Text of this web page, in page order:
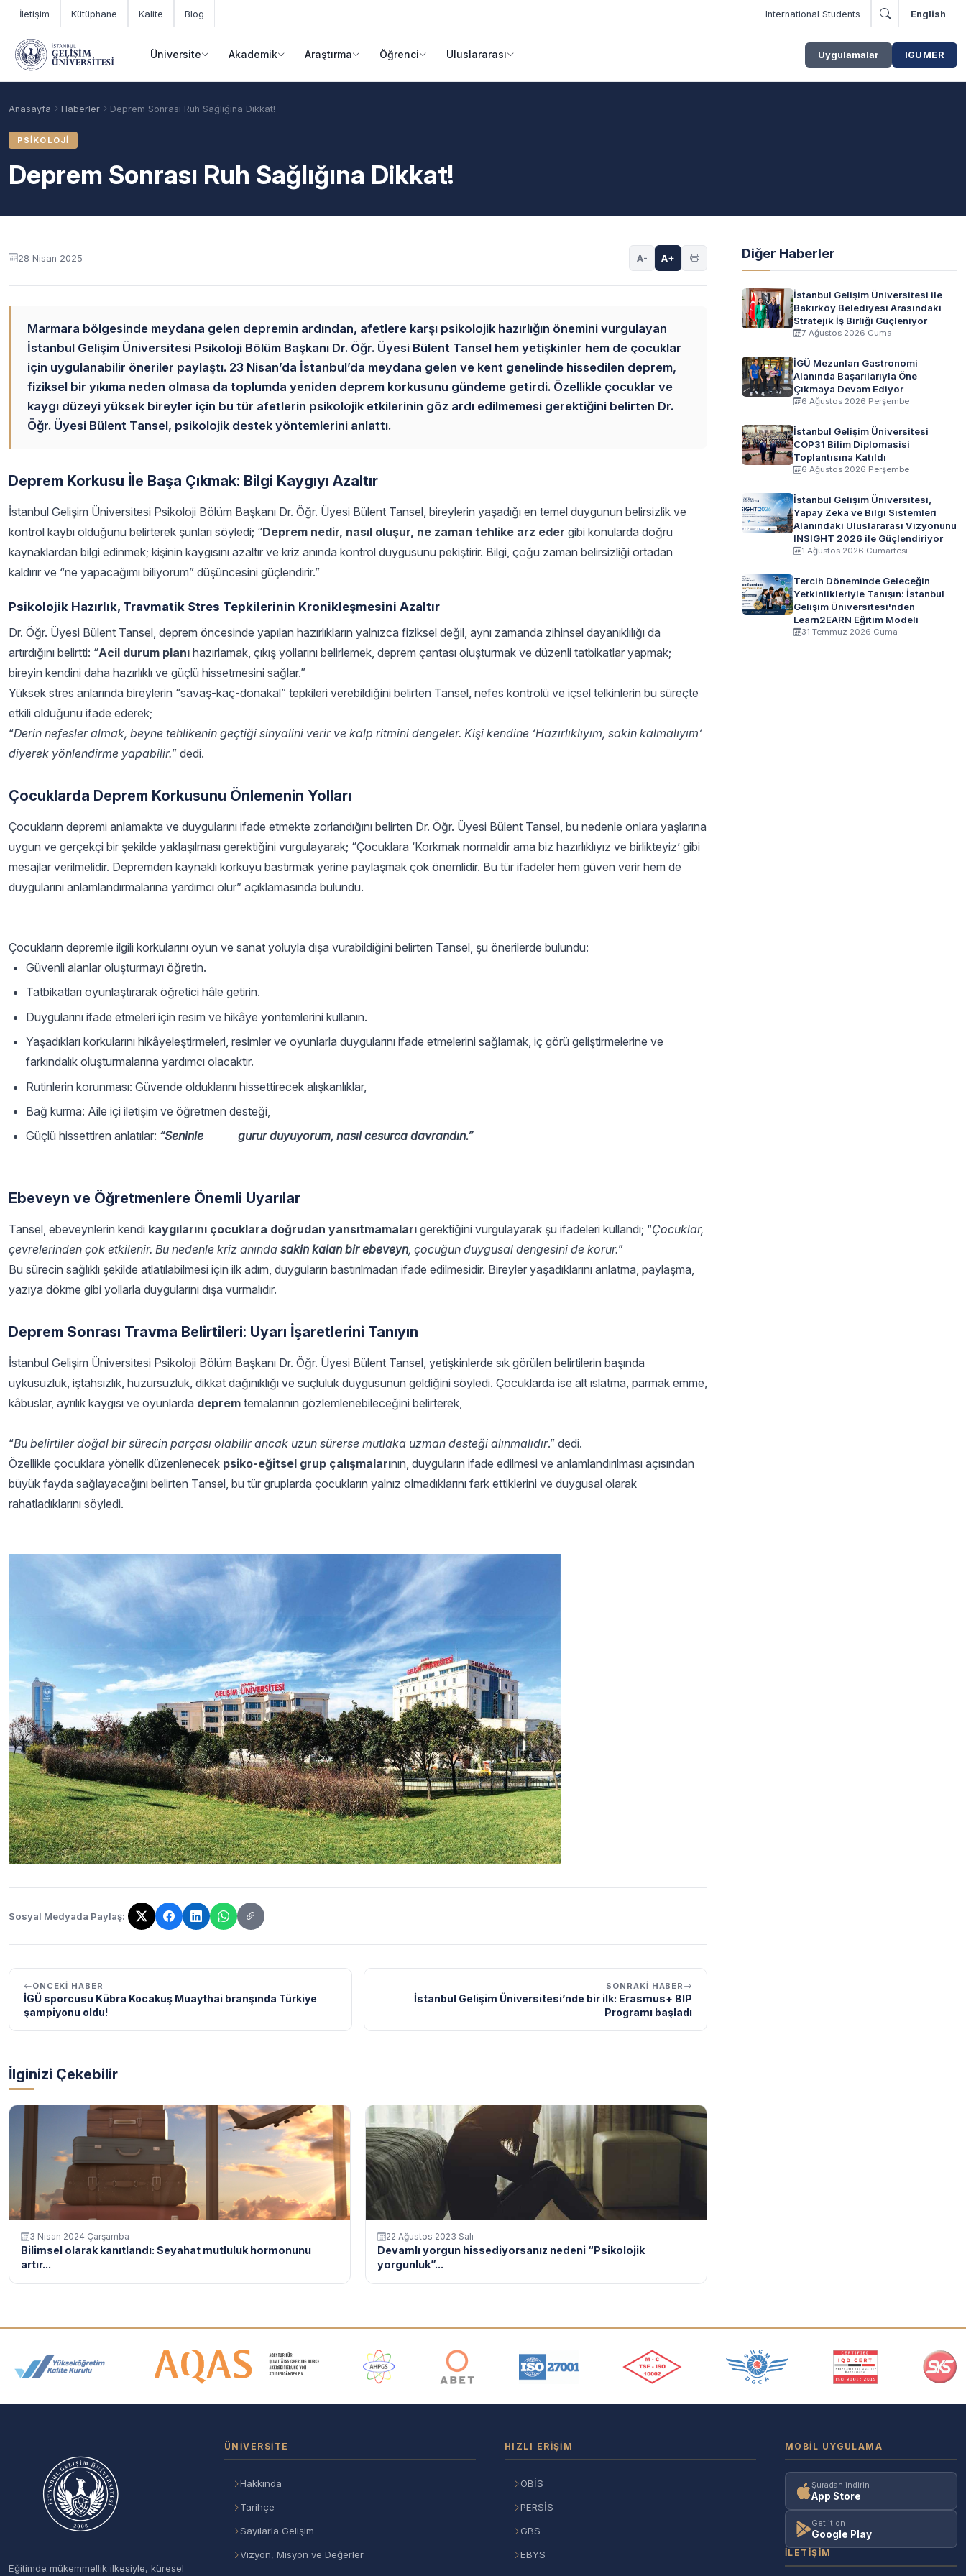
Ana içeriğe geç
İletişim Kütüphane Kalite Blog International Students English
Üniversite Akademik Araştırma Öğrenci Uluslararası Uygulamalar IGUMER
Anasayfa Haberler Deprem Sonrası Ruh Sağlığına Dikkat!
PSIKOLOJI
Deprem Sonrası Ruh Sağlığına Dikkat!
28 Nisan 2025 A- A+
Marmara bölgesinde meydana gelen depremin ardından, afetlere karşı psikolojik hazırlığın önemini vurgulayan
İstanbul Gelişim Üniversitesi Psikoloji Bölüm Başkanı Dr. Öğr. Üyesi Bülent Tansel hem yetişkinler hem de çocuklar
için uygulanabilir öneriler paylaştı. 23 Nisan’da İstanbul’da meydana gelen ve kent genelinde hissedilen deprem,
fiziksel bir yıkıma neden olmasa da toplumda yeniden deprem korkusunu gündeme getirdi. Özellikle çocuklar ve
kaygı düzeyi yüksek bireyler için bu tür afetlerin psikolojik etkilerinin göz ardı edilmemesi gerektiğini belirten Dr.
Öğr. Üyesi Bülent Tansel, psikolojik destek yöntemlerini anlattı.
Deprem Korkusu İle Başa Çıkmak: Bilgi Kaygıyı Azaltır
İstanbul Gelişim Üniversitesi Psikoloji Bölüm Başkanı Dr. Öğr. Üyesi Bülent Tansel, bireylerin yaşadığı en temel duygunun belirsizlik ve
kontrol kaybı olduğunu belirterek şunları söyledi; “Deprem nedir, nasıl oluşur, ne zaman tehlike arz eder gibi konularda doğru
kaynaklardan bilgi edinmek; kişinin kaygısını azaltır ve kriz anında kontrol duygusunu pekiştirir. Bilgi, çoğu zaman belirsizliği ortadan
kaldırır ve “ne yapacağımı biliyorum” düşüncesini güçlendirir.”
Psikolojik Hazırlık, Travmatik Stres Tepkilerinin Kronikleşmesini Azaltır
Dr. Öğr. Üyesi Bülent Tansel, deprem öncesinde yapılan hazırlıkların yalnızca fiziksel değil, aynı zamanda zihinsel dayanıklılığı da
artırdığını belirtti: “Acil durum planı hazırlamak, çıkış yollarını belirlemek, deprem çantası oluşturmak ve düzenli tatbikatlar yapmak;
bireyin kendini daha hazırlıklı ve güçlü hissetmesini sağlar.”
Yüksek stres anlarında bireylerin “savaş-kaç-donakal” tepkileri verebildiğini belirten Tansel, nefes kontrolü ve içsel telkinlerin bu süreçte
etkili olduğunu ifade ederek;
“Derin nefesler almak, beyne tehlikenin geçtiği sinyalini verir ve kalp ritmini dengeler. Kişi kendine ‘Hazırlıklıyım, sakin kalmalıyım’
diyerek yönlendirme yapabilir.” dedi.
Çocuklarda Deprem Korkusunu Önlemenin Yolları
Çocukların depremi anlamakta ve duygularını ifade etmekte zorlandığını belirten Dr. Öğr. Üyesi Bülent Tansel, bu nedenle onlara yaşlarına
uygun ve gerçekçi bir şekilde yaklaşılması gerektiğini vurgulayarak; “Çocuklara ‘Korkmak normaldir ama biz hazırlıklıyız ve birlikteyiz’ gibi
mesajlar verilmelidir. Depremden kaynaklı korkuyu bastırmak yerine paylaşmak çok önemlidir. Bu tür ifadeler hem güven verir hem de
duygularını anlamlandırmalarına yardımcı olur” açıklamasında bulundu.
Çocukların depremle ilgili korkularını oyun ve sanat yoluyla dışa vurabildiğini belirten Tansel, şu önerilerde bulundu:
Güvenli alanlar oluşturmayı öğretin.
Tatbikatları oyunlaştırarak öğretici hâle getirin.
Duygularını ifade etmeleri için resim ve hikâye yöntemlerini kullanın.
Yaşadıkları korkularını hikâyeleştirmeleri, resimler ve oyunlarla duygularını ifade etmelerini sağlamak, iç görü geliştirmelerine ve
farkındalık oluşturmalarına yardımcı olacaktır.
Rutinlerin korunması: Güvende olduklarını hissettirecek alışkanlıklar,
Bağ kurma: Aile içi iletişim ve öğretmen desteği,
Güçlü hissettiren anlatılar: “Seninle gurur duyuyorum, nasıl cesurca davrandın.”
Ebeveyn ve Öğretmenlere Önemli Uyarılar
Tansel, ebeveynlerin kendi kaygılarını çocuklara doğrudan yansıtmamaları gerektiğini vurgulayarak şu ifadeleri kullandı; “Çocuklar,
çevrelerinden çok etkilenir. Bu nedenle kriz anında sakin kalan bir ebeveyn, çocuğun duygusal dengesini de korur.”
Bu sürecin sağlıklı şekilde atlatılabilmesi için ilk adım, duyguların bastırılmadan ifade edilmesidir. Bireyler yaşadıklarını anlatma, paylaşma,
yazıya dökme gibi yollarla duygularını dışa vurmalıdır.
Deprem Sonrası Travma Belirtileri: Uyarı İşaretlerini Tanıyın
İstanbul Gelişim Üniversitesi Psikoloji Bölüm Başkanı Dr. Öğr. Üyesi Bülent Tansel, yetişkinlerde sık görülen belirtilerin başında
uykusuzluk, iştahsızlık, huzursuzluk, dikkat dağınıklığı ve suçluluk duygusunun geldiğini söyledi. Çocuklarda ise alt ıslatma, parmak emme,
kâbuslar, ayrılık kaygısı ve oyunlarda deprem temalarının gözlemlenebileceğini belirterek,
“Bu belirtiler doğal bir sürecin parçası olabilir ancak uzun sürerse mutlaka uzman desteği alınmalıdır.” dedi.
Özellikle çocuklara yönelik düzenlenecek psiko-eğitsel grup çalışmalarının, duyguların ifade edilmesi ve anlamlandırılması açısından
büyük fayda sağlayacağını belirten Tansel, bu tür gruplarda çocukların yalnız olmadıklarını fark ettiklerini ve duygusal olarak
rahatladıklarını söyledi.
Sosyal Medyada Paylaş:
Bağlantı kopyalandı!
ÖNCEKI HABER
İGÜ sporcusu Kübra Kocakuş Muaythai branşında Türkiye
şampiyonu oldu!
SONRAKI HABER
İstanbul Gelişim Üniversitesi’nde bir ilk: Erasmus+ BIP
Programı başladı
İlginizi Çekebilir
3 Nisan 2024 Çarşamba
Bilimsel olarak kanıtlandı: Seyahat mutluluk hormonunu
artır...
22 Ağustos 2023 Salı
Devamlı yorgun hissediyorsanız nedeni “Psikolojik
yorgunluk”...
Diğer Haberler
İstanbul Gelişim Üniversitesi ile
Bakırköy Belediyesi Arasındaki
Stratejik İş Birliği Güçleniyor
7 Ağustos 2026 Cuma
İGÜ Mezunları Gastronomi
Alanında Başarılarıyla Öne
Çıkmaya Devam Ediyor
6 Ağustos 2026 Perşembe
İstanbul Gelişim Üniversitesi
COP31 Bilim Diplomasisi
Toplantısına Katıldı
6 Ağustos 2026 Perşembe
İstanbul Gelişim Üniversitesi,
Yapay Zeka ve Bilgi Sistemleri
Alanındaki Uluslararası Vizyonunu
INSIGHT 2026 ile Güçlendiriyor
1 Ağustos 2026 Cumartesi
Tercih Döneminde Geleceğin
Yetkinlikleriyle Tanışın: İstanbul
Gelişim Üniversitesi'nden
Learn2EARN Eğitim Modeli
31 Temmuz 2026 Cuma
Akreditasyon ve Üyelik Logoları
Eğitimde mükemmellik ilkesiyle, küresel
ÜNIVERSITE
Hakkında
Tarihçe
Sayılarla Gelişim
Vizyon, Misyon ve Değerler
HIZLI ERIŞIM
OBİS
PERSİS
GBS
EBYS
MOBIL UYGULAMA
Şuradan indirin
App Store
Get it on
Google Play
İLETIŞIM